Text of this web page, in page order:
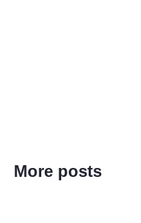
More posts